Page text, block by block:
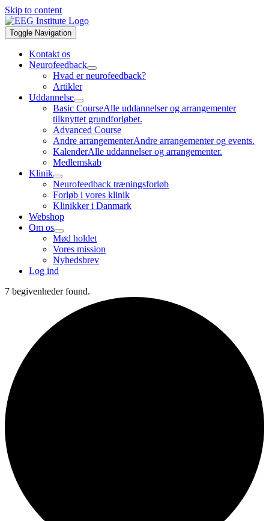
Skip to content
Toggle Navigation
Kontakt os
Neurofeedback
Hvad er neurofeedback?
Artikler
Uddannelse
Basic CourseAlle uddannelser og arrangementer
tilknyttet grundforløbet.
Advanced Course
Andre arrangementerAndre arrangementer og events.
KalenderAlle uddannelser og arrangementer.
Medlemskab
Klinik
Neurofeedback træningsforløb
Forløb i vores klinik
Klinikker i Danmark
Webshop
Om os
Mød holdet
Vores mission
Nyhedsbrev
Log ind
7 begivenheder found.